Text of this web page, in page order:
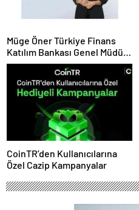
Müge Öner Türkiye Finans
Katılım Bankası Genel Müdür
Vekili Oldu
CoinTR’den Kullanıcılarına
Özel Cazip Kampanyalar